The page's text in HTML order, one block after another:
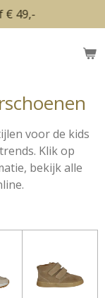
€ 49,-
voor de kids
Klik op
bekijk alle